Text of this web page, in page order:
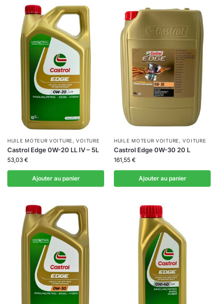
HUILE MOTEUR VOITURE,VOITURE
Castrol Edge 0W-20 LL IV – 5L
53,03 €
Ajouter au panier
HUILE MOTEUR VOITURE,VOITURE
Castrol Edge 0W-30 20 L
161,55 €
Ajouter au panier